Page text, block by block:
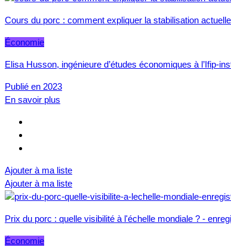
Cours du porc : comment expliquer la stabilisation
Économie
Elisa Husson, ingénieure d’études économiques à
Publié en 2023
En savoir plus
Ajouter à ma liste
Ajouter à ma liste
Prix du porc : quelle visibilité à l'échelle mondiale ? -
Économie